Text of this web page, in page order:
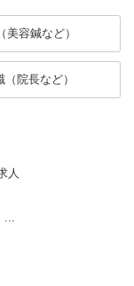
美容鍼など）
（院長など）
人
...